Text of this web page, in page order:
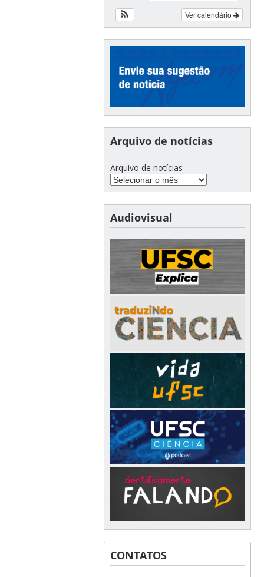
Ver calendário
Arquivo de notícias
Arquivo de notícias
Audiovisual
CONTATOS